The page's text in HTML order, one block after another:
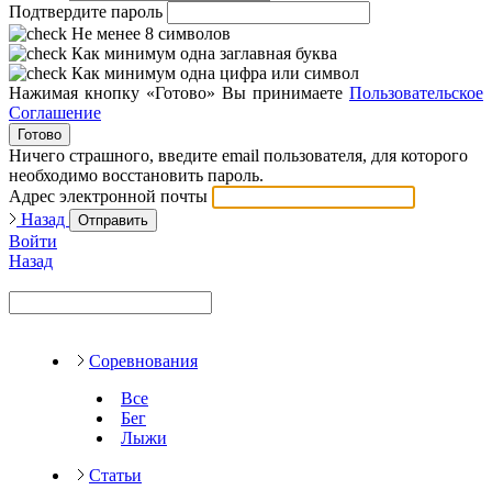
Подтвердите пароль
Не менее 8 символов
Как минимум одна заглавная буква
Как минимум одна цифра или символ
Нажимая кнопку «Готово» Вы принимаете Пользовательское
Соглашение
Готово
Ничего страшного, введите email пользователя, для которого
необходимо восстановить пароль.
Адрес электронной почты
Назад
Отправить
Войти
Назад
Соревнования
Все
Бег
Лыжи
Статьи